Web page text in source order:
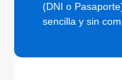
(DNI o
sencilla y sin